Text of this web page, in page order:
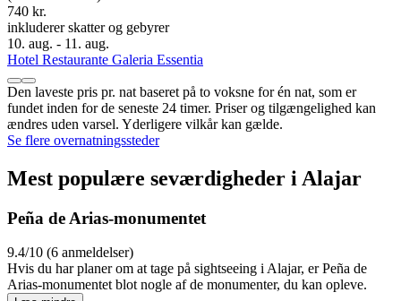
740 kr.
inkluderer skatter og gebyrer
10. aug. - 11. aug.
Hotel Restaurante Galeria Essentia
Den laveste pris pr. nat baseret på to voksne for én nat, som er
fundet inden for de seneste 24 timer. Priser og tilgængelighed kan
ændres uden varsel. Yderligere vilkår kan gælde.
Se flere overnatningssteder
Mest populære seværdigheder i Alajar
Peña de Arias-monumentet
9.4/10 (6 anmeldelser)
Hvis du har planer om at tage på sightseeing i Alajar, er Peña de
Arias-monumentet blot nogle af de monumenter, du kan opleve.